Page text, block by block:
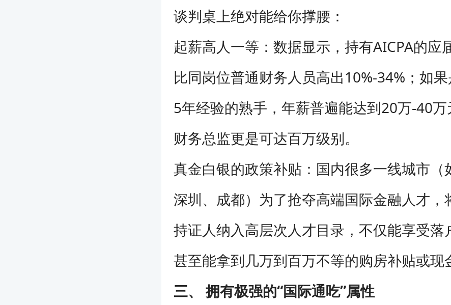
谈判桌上绝对能给你撑腰：
起薪高人一等：数据显示，持有AICPA的应
比同岗位普通财务人员高出10%-34%；如
5年经验的熟手，年薪普遍能达到20万-40
财务总监更是可达百万级别。
真金白银的政策补贴：国内很多一线城市（
深圳、成都）为了抢夺高端国际金融人才，
持证人纳入高层次人才目录，不仅能享受落
甚至能拿到几万到百万不等的购房补贴或现
三、 拥有极强的“国际通吃”属性